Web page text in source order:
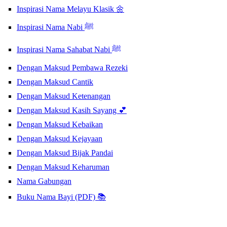
Inspirasi Nama Melayu Klasik 🌼
Inspirasi Nama Nabi ﷺ
Inspirasi Nama Sahabat Nabi ﷺ
Dengan Maksud Pembawa Rezeki
Dengan Maksud Cantik
Dengan Maksud Ketenangan
Dengan Maksud Kasih Sayang 💕
Dengan Maksud Kebaikan
Dengan Maksud Kejayaan
Dengan Maksud Bijak Pandai
Dengan Maksud Keharuman
Nama Gabungan
Buku Nama Bayi (PDF) 📚